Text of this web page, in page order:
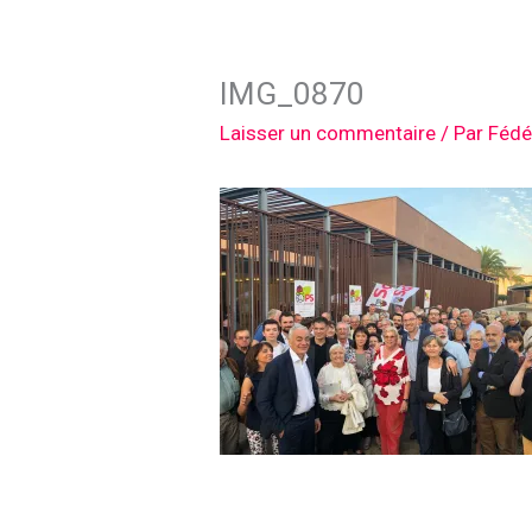
IMG_0870
Laisser un commentaire / Par